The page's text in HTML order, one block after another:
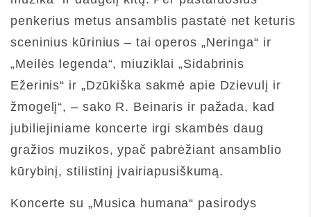
penkerius metus ansamblis pastatė net keturis
sceninius kūrinius – tai operos „Neringa“ ir
„Meilės legenda“, miuziklai „Sidabrinis
Ežerinis“ ir „Dzūkiška sakmė apie Dzievulį ir
žmogelį“, – sako R. Beinaris ir pažada, kad
jubiliejiniame koncerte irgi skambės daug
gražios muzikos, ypač pabrėžiant ansamblio
kūrybinį, stilistinį įvairiapusiškumą.
Koncerte su „Musica humana“ pasirodys